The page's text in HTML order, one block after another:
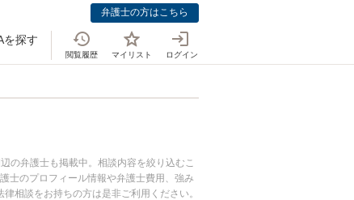
弁護士の方はこちら
を探す
閲覧履歴 マイリスト ログイン
の弁護士も掲載中。相談内容を絞り込むこ
士のプロフィール情報や弁護士費用、強み
相談をお持ちの方は是非ご利用ください。